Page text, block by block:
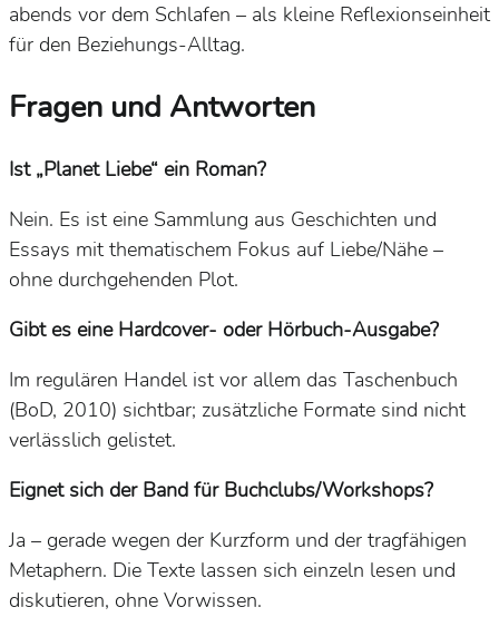
abends vor dem Schlafen – als kleine Reflexionseinheit
für den Beziehungs-Alltag.
Fragen und Antworten
Ist „Planet Liebe“ ein Roman?
Nein. Es ist eine Sammlung aus Geschichten und
Essays mit thematischem Fokus auf Liebe/Nähe –
ohne durchgehenden Plot.
Gibt es eine Hardcover- oder Hörbuch-Ausgabe?
Im regulären Handel ist vor allem das Taschenbuch
(BoD, 2010) sichtbar; zusätzliche Formate sind nicht
verlässlich gelistet.
Eignet sich der Band für Buchclubs/Workshops?
Ja – gerade wegen der Kurzform und der tragfähigen
Metaphern. Die Texte lassen sich einzeln lesen und
diskutieren, ohne Vorwissen.